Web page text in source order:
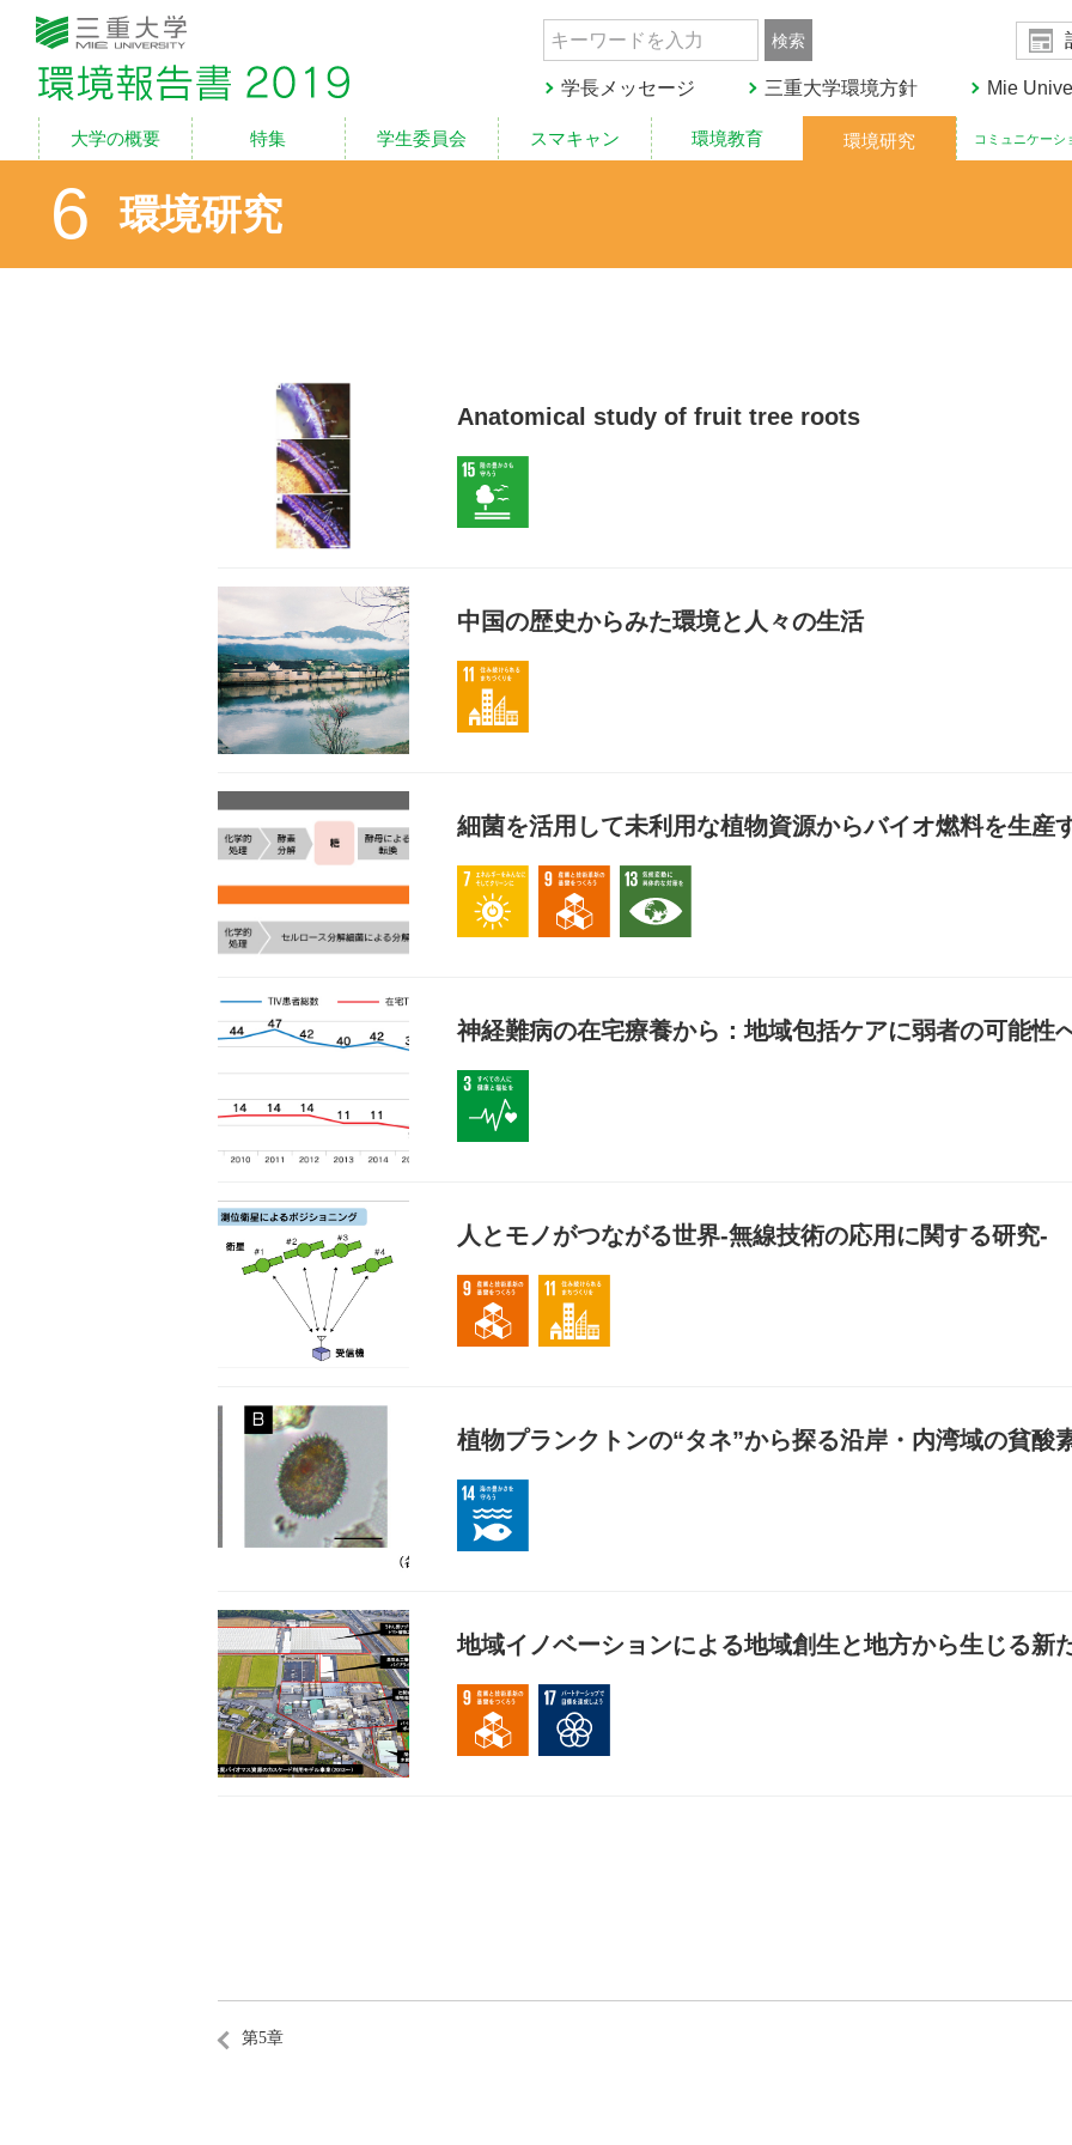
三重大学 環境報告書2019
学長メッセージ 三重大学環境方針 Mie
6 環境研究
Anatomical study of fruit tree roots
中国の歴史からみた環境と人々の生活
細菌を活用して未利用な植物資源からバイオ燃料を生産
7 エネルギーをみんなに、そしてクリーンに
9 産業と技術革新の基盤をつくろう
神経難病の在宅療養から：地域包括ケアに弱者の可能性
人とモノがつながる世界-無線技術の応用に関する研究-
9 産業と技術革新の基盤をつくろう
植物プランクトンの“タネ”から探る沿岸・内湾域の貧酸
地域イノベーションによる地域創生と地方から生じる新
9 産業と技術革新の基盤をつくろう
第5章